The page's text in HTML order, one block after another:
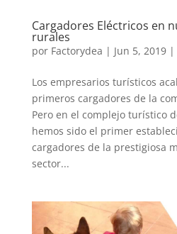
Cargadores Eléctricos en
rurales
por Factorydea | Jun 5, 2019|
Los empresarios turísticos
primeros cargadores de la
Pero en el complejo turístico
hemos sido el primer
cargadores de la prestigiosa
sector...